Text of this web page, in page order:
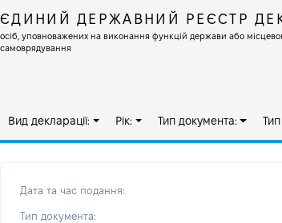
ЄДИНИЙ ДЕРЖАВНИЙ РЕЄСТР
осіб, уповноважених на виконання функцій держави або
самоврядування
Вид декларації: Рік: Тип документа:
Дата та час подання:
Тип документа: